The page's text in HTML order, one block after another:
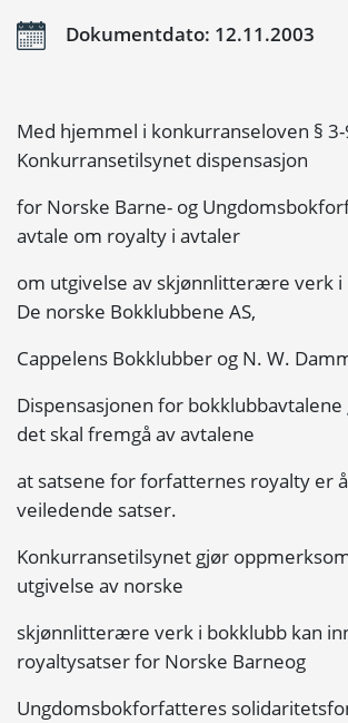
Dokumentdato: 12.11.2003
Med hjemmel i konkurranseloven §
Konkurransetilsynet dispensasjon
for Norske Barne- og
avtale om royalty i avtaler
om utgivelse av skjønnlitterære verk i
De norske Bokklubbene AS,
Cappelens Bokklubber og N. W.
Dispensasjonen for bokklubbavtalene
det skal fremgå av avtalene
at satsene for forfatternes royalty er
veiledende satser.
Konkurransetilsynet gjør
utgivelse av norske
skjønnlitterære verk i bokklubb kan
royaltysatser for Norske Barneog
Ungdomsbokforfatteres